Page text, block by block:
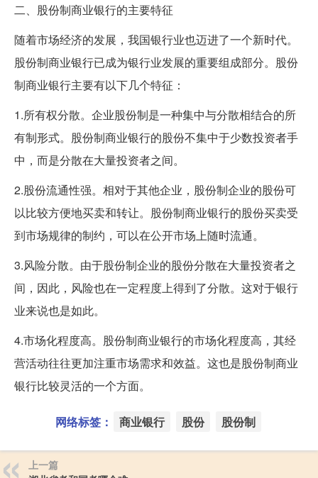
二、股份制商业银行的主要特征
随着市场经济的发展，我国银行业也迈进了一个新时代。
股份制商业银行已成为银行业发展的重要组成部分。股份
制商业银行主要有以下几个特征：
1.所有权分散。企业股份制是一种集中与分散相结合的所
有制形式。股份制商业银行的股份不集中于少数投资者手
中，而是分散在大量投资者之间。
2.股份流通性强。相对于其他企业，股份制企业的股份可
以比较方便地买卖和转让。股份制商业银行的股份买卖受
到市场规律的制约，可以在公开市场上随时流通。
3.风险分散。由于股份制企业的股份分散在大量投资者之
间，因此，风险也在一定程度上得到了分散。这对于银行
业来说也是如此。
4.市场化程度高。股份制商业银行的市场化程度高，其经
营活动往往更加注重市场需求和效益。这也是股份制商业
银行比较灵活的一个方面。
网络标签： 商业银行 股份 股份制
上一篇